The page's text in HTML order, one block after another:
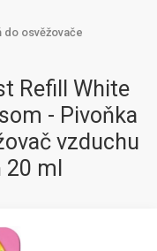
do osvěžovače
Refill White
- Pivoňka
vzduchu
ml